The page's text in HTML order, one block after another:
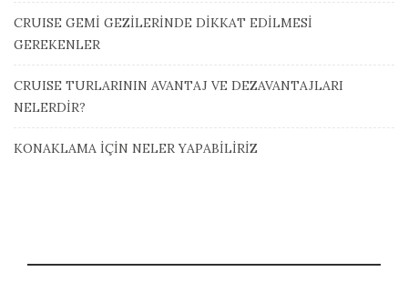
CRUISE GEMİ GEZİLERİNDE DİKKAT EDİLMESİ
GEREKENLER
CRUISE TURLARININ AVANTAJ VE DEZAVANTAJLARI
NELERDİR?
KONAKLAMA İÇİN NELER YAPABİLİRİZ